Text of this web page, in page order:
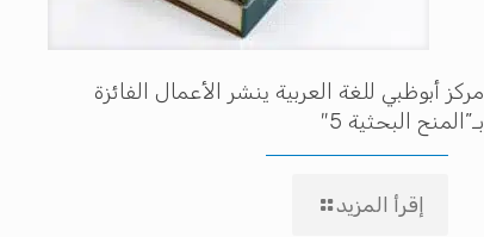
مركز أبوظبي للغة العربية ينشر الأعمال الفائزة
بـ”المنح البحثية 5″
إقرأ المزيد